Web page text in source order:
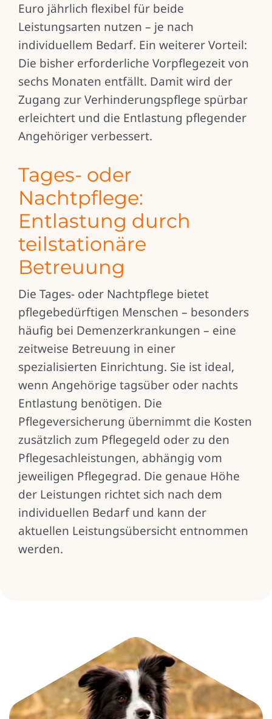
Euro jährlich flexibel für beide
Leistungsarten nutzen – je nach
individuellem Bedarf. Ein weiterer Vorteil:
Die bisher erforderliche Vorpflegezeit von
sechs Monaten entfällt. Damit wird der
Zugang zur Verhinderungspflege spürbar
erleichtert und die Entlastung pflegender
Angehöriger verbessert.
Tages- oder
Nachtpflege:
Entlastung durch
teilstationäre
Betreuung
Die Tages- oder Nachtpflege bietet
pflegebedürftigen Menschen – besonders
häufig bei Demenzerkrankungen – eine
zeitweise Betreuung in einer
spezialisierten Einrichtung. Sie ist ideal,
wenn Angehörige tagsüber oder nachts
Entlastung benötigen. Die
Pflegeversicherung übernimmt die Kosten
zusätzlich zum Pflegegeld oder zu den
Pflegesachleistungen, abhängig vom
jeweiligen Pflegegrad. Die genaue Höhe
der Leistungen richtet sich nach dem
individuellen Bedarf und kann der
aktuellen Leistungsübersicht entnommen
werden.